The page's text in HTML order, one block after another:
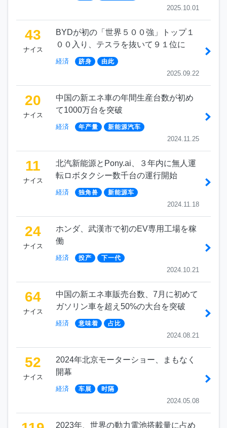
2025.10.01
43
ナイス
BYDが初の「世界５００強」トップ１
００入り、テスラを抜いて９１位に
経済 跻身 由此
2025.09.22
20
ナイス
中国の新エネ車の年間生産台数が初め
て1000万台を突破
経済 年产量 新能源汽车
2024.11.25
11
ナイス
北汽新能源とPony.ai、３年内に無人運
転ロボタクシー数千台の運行開始
経済 独角兽 新能源车
2024.11.18
24
ナイス
ホンダ、武漢市で初のEV専用工場を稼
働
経済 投产 下一代
2024.10.21
64
ナイス
中国の新エネ車販売台数、7月に初めて
ガソリン車を超え50%の大台を突破
経済 意味着 占比
2024.08.21
52
ナイス
2024年北京モーターショー、まもなく
開幕
経済 车展 时隔
2024.05.08
2023年、世界の動力電池搭載量に占め